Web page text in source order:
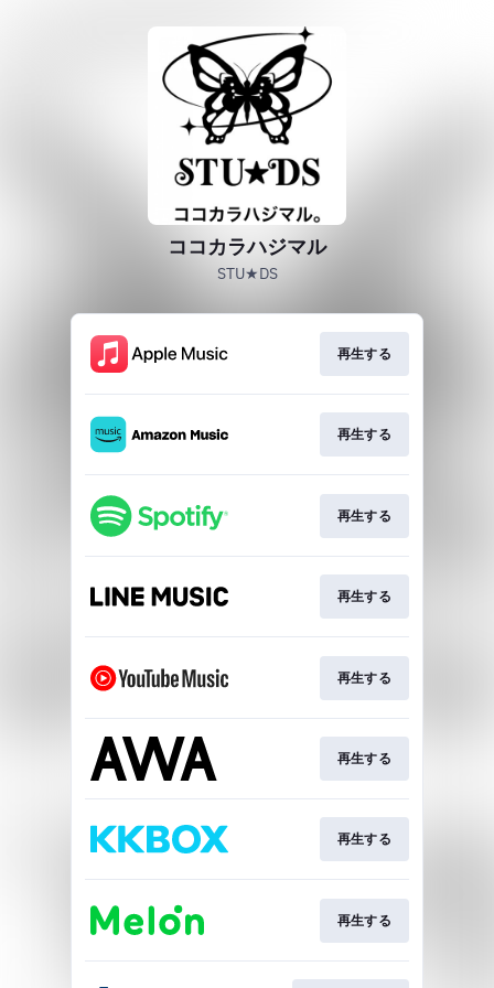
ココカラハジマル
STU★DS
再生する
再生する
再生する
再生する
再生する
再生する
再生する
再生する